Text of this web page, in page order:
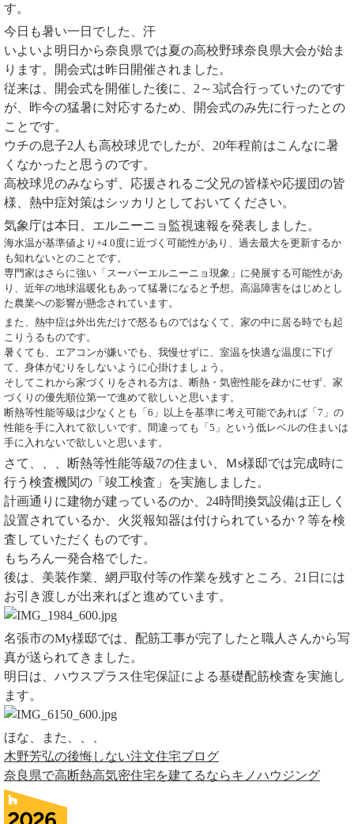
す。
今日も暑い一日でした、汗
いよいよ明日から奈良県では夏の高校野球奈良県大会が始ま
ります。開会式は昨日開催されました。
従来は、開会式を開催した後に、2～3試合行っていたのです
が、昨今の猛暑に対応するため、開会式のみ先に行ったとの
ことです。
ウチの息子2人も高校球児でしたが、20年程前はこんなに暑
くなかったと思うのです。
高校球児のみならず、応援されるご父兄の皆様や応援団の皆
様、熱中症対策はシッカリとしておいてください。
気象庁は本日、エルニーニョ監視速報を発表しました。
海水温が基準値より+4.0度に近づく可能性があり、過去最大を更新するか
も知れないとのことです。
専門家はさらに強い「スーパーエルニーニョ現象」に発展する可能性があ
り、近年の地球温暖化もあって猛暑になると予想。高温障害をはじめとし
た農業への影響が懸念されています。
また、熱中症は外出先だけで怒るものではなくて、家の中に居る時でも起
こりうるものです。
暑くても、エアコンが嫌いでも、我慢せずに、室温を快適な温度に下げ
て、身体がむりをしないように心掛けましょう。
そしてこれから家づくりをされる方は、断熱・気密性能を疎かにせず、家
づくりの優先順位第一で進めて欲しいと思います。
断熱等性能等級は少なくとも「6」以上を基準に考え可能であれば「7」の
性能を手に入れて欲しいです。間違っても「5」という低レベルの住まいは
手に入れないで欲しいと思います。
さて、、、断熱等性能等級7の住まい、Ｍs様邸では完成時に
行う検査機関の「竣工検査」を実施しました。
計画通りに建物が建っているのか、24時間換気設備は正しく
設置されているか、火災報知器は付けられているか？等を検
査していただくものです。
もちろん一発合格でした。
後は、美装作業、網戸取付等の作業を残すところ、21日には
お引き渡しが出来ればと進めています。
名張市のMy様邸では、配筋工事が完了したと職人さんから写
真が送られてきました。
明日は、ハウスプラス住宅保証による基礎配筋検査を実施し
ます。
ほな、また、、、
木野芳弘の後悔しない注文住宅ブログ
奈良県で高断熱高気密住宅を建てるならキノハウジング